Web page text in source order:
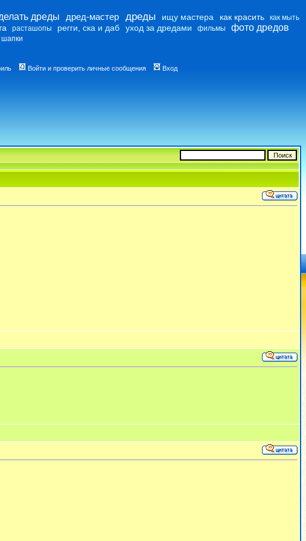
дреды дред-мастер дреды ищу мастера как красить как мыть
расташопы регги, ска и даб уход за дредами фильмы фото дредов
шапки
Войти и проверить личные сообщения Вход